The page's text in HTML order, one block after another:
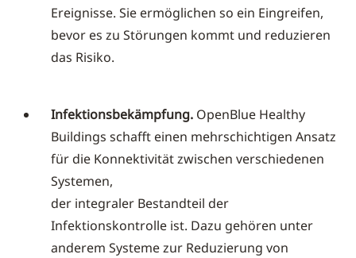
Ereignisse. Sie ermöglichen so ein Eingreifen,
bevor es zu Störungen kommt und reduzieren
das Risiko.
Infektionsbekämpfung. OpenBlue Healthy
Buildings schafft einen mehrschichtigen Ansatz
für die Konnektivität zwischen verschiedenen
Systemen,
der integraler Bestandteil der
Infektionskontrolle ist. Dazu gehören unter
anderem Systeme zur Reduzierung von